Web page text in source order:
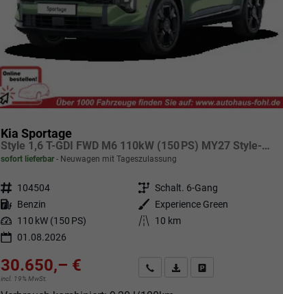
Kia Sportage
Style 1,6 T-GDI FWD M6 110kW (150 PS) MY27 Style-Paket, 2-Zonen-Klimaautomatik, Sitz-/Lenkradheizung, Regensensor, Navi, DAB, Apple CarPlay/Android Auto, Rückfahrkamera, Parksensoren vorn/hinten, Full-LED, 17 Zoll LM, uvm.
sofort lieferbar Neuwagen mit Tageszulassung
Fahrzeugnr. 104504 Getriebe Schalt. 6-Gang
Kraftstoff Benzin Außenfarbe
Experience Green
Leistung 110 kW (150 PS) Kilometerstand
10 km
01.08.2026
30.650,– €
incl. 19% MwSt.
Angebot anfordern
Fahrzeugexpose (PDF)